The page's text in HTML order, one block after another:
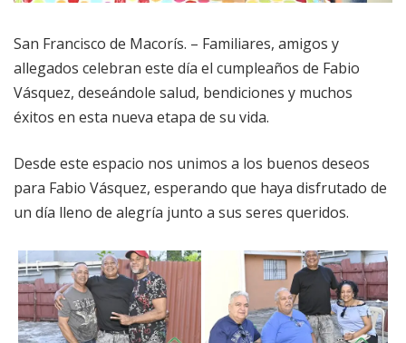
San Francisco de Macorís. – Familiares, amigos y
allegados celebran este día el cumpleaños de Fabio
Vásquez, deseándole salud, bendiciones y muchos
éxitos en esta nueva etapa de su vida.
Desde este espacio nos unimos a los buenos deseos
para Fabio Vásquez, esperando que haya disfrutado de
un día lleno de alegría junto a sus seres queridos.